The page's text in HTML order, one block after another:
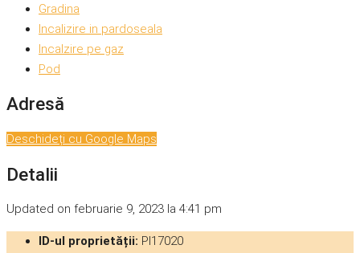
Gradina
Incalizire in pardoseala
Incalzire pe gaz
Pod
Adresă
Deschideți cu Google Maps
Detalii
Updated on februarie 9, 2023 la 4:41 pm
ID-ul proprietății: PI17020